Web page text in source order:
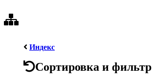
Индекс
Сортировка и фильтр